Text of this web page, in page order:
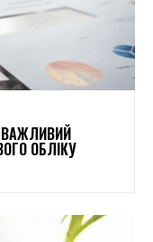
ВАЖЛИВИЙ
ОБЛІКУ